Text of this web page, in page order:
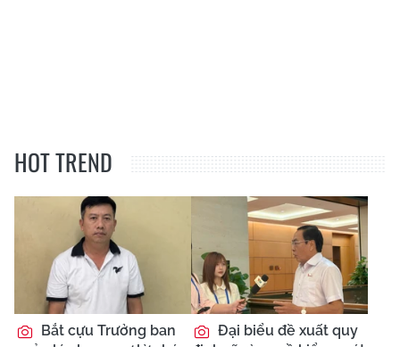
HOT TREND
Bắt cựu Trưởng ban
Đại biểu đề xuất quy